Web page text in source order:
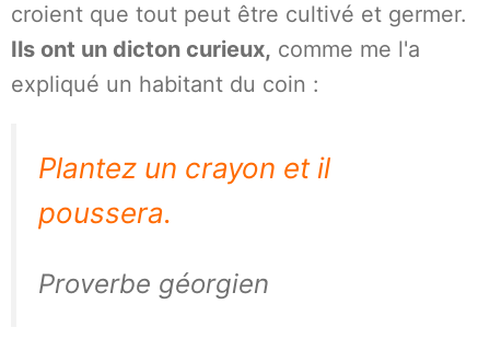
croient que tout peut être cultivé et germer.
Ils ont un dicton curieux, comme me l'a
expliqué un habitant du coin :
Plantez un crayon et il
poussera.
Proverbe géorgien